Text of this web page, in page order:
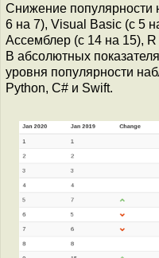
Снижение популярности
6 на 7), Visual Basic (с 5
Ассемблер (c 14 на 15),
В абсолютных
уровня популярности
Python, C# и Swift.